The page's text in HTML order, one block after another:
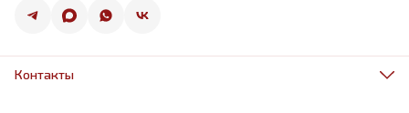
Контакты